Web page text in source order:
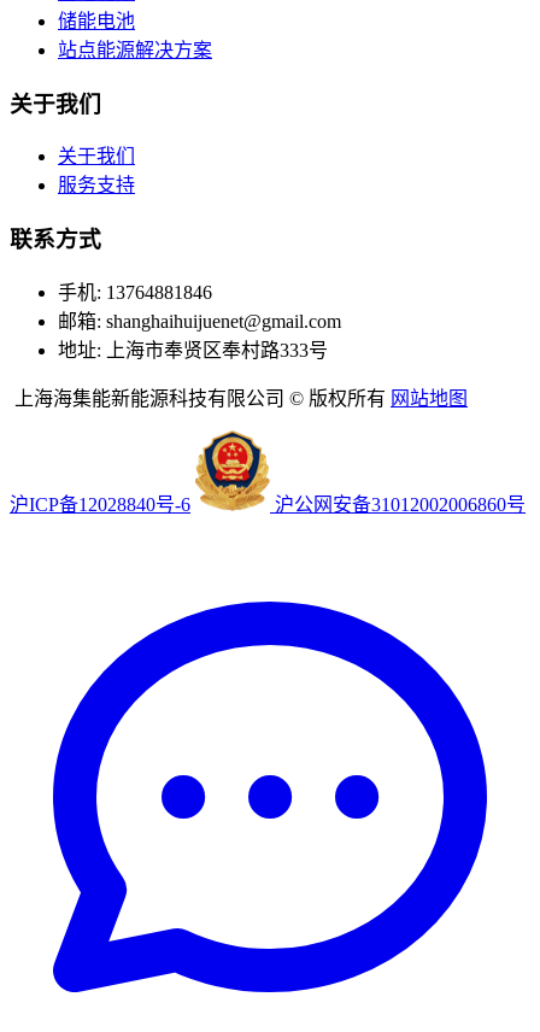
储能电池
站点能源解决方案
关于我们
关于我们
服务支持
联系方式
手机: 13764881846
邮箱: shanghaihuijuenet@gmail.com
地址: 上海市奉贤区奉村路333号
上海海集能新能源科技有限公司 © 版权所有 网站地图
沪ICP备12028840号-6 沪公网安备31012002006860号